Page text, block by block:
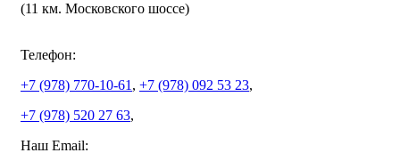
(11 км. Московского шоссе)
Телефон:
+7 (978) 770-10-61 , +7 (978) 092 53 23,
+7 (978) 520 27 63,
Наш Email: